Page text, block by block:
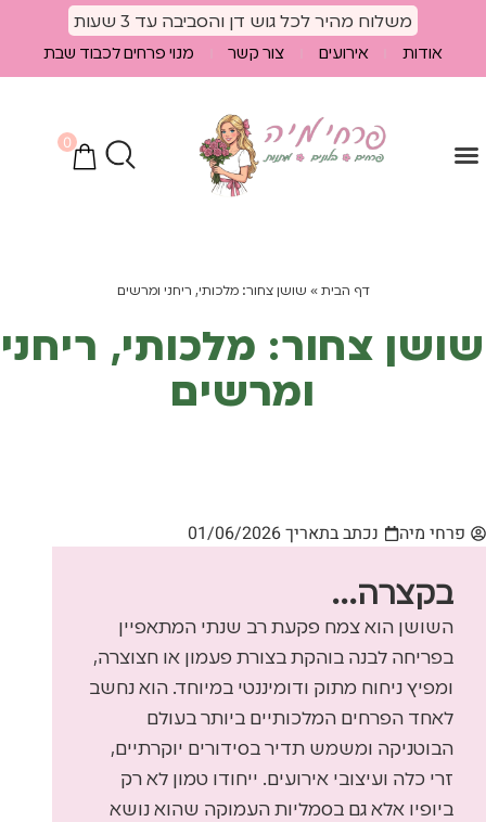
משלוח מהיר לכל גוש דן והסביבה עד 3 שעות
אודות אירועים צור קשר מנוי פרחים לכבוד שבת
0
דף הבית » שושן צחור: מלכותי, ריחני ומרשים
שושן צחור: מלכותי, ריחני
ומרשים
פרחי מיה נכתב בתאריך01/06/2026
בקצרה...
השושן הוא צמח פקעת רב שנתי המתאפיין
בפריחה לבנה בוהקת בצורת פעמון או חצוצרה,
ומפיץ ניחוח מתוק ודומיננטי במיוחד. הוא נחשב
לאחד הפרחים המלכותיים ביותר בעולם
הבוטניקה ומשמש תדיר בסידורים יוקרתיים,
זרי כלה ועיצובי אירועים. ייחודו טמון לא רק
ביופיו אלא גם בסמליות העמוקה שהוא נושא